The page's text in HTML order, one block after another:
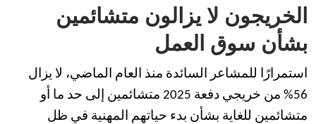
الخريجون لا يزالون متشائمين
بشأن سوق العمل
استمرارًا للمشاعر السائدة منذ العام الماضي، لا يزال
56% من خريجي دفعة 2025 متشائمين إلى حد ما أو
متشائمين للغاية بشأن بدء حياتهم المهنية في ظل